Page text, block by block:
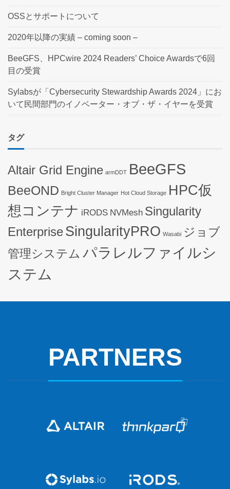
OSSとサポートについて
2020年以降の実績 – coming soon –
BeeGFS、HPCwire 2024 Readers’ Choice Awardsで6回
目の受賞
Sylabsが「Cybersecurity Stewardship Awards 2024」にお
いて民間部門のイノベーター・オブ・ザ・イヤーを受賞
タグ
Altair Grid Engine armDDT BeeGFS
BeeOND Bright Cluster Manager Hot Cloud Storage HPC仮
想コンテナ iRODS NVMesh Singularity
EnterpriseSingularityPRO Wasabi ジョブ
管理システム パラレルファイルシ
ステム
PARTNERS